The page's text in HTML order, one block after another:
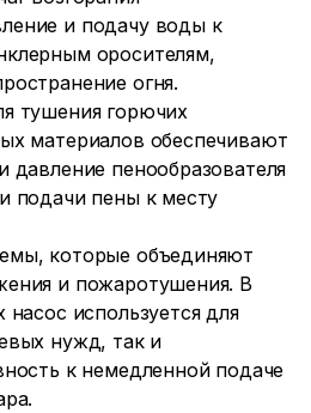
и подачу воды к
оросителям,
огня.
тушения горючих
материалов обеспечивают
давление пенообразователя
подачи пены к месту
которые объединяют
и пожаротушения. В
насос используется для
нужд, так и
к немедленной подаче